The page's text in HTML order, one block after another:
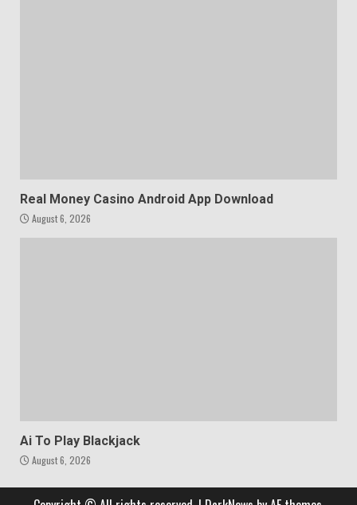
Real Money Casino Android App Download
August 6, 2026
Ai To Play Blackjack
August 6, 2026